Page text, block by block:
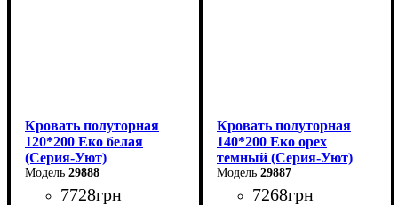
Кровать полуторная
120*200 Еко белая
(Серия-Уют)
29888
7728грн
Кровать полуторная
140*200 Еко орех
темный (Серия-Уют)
29887
7268грн